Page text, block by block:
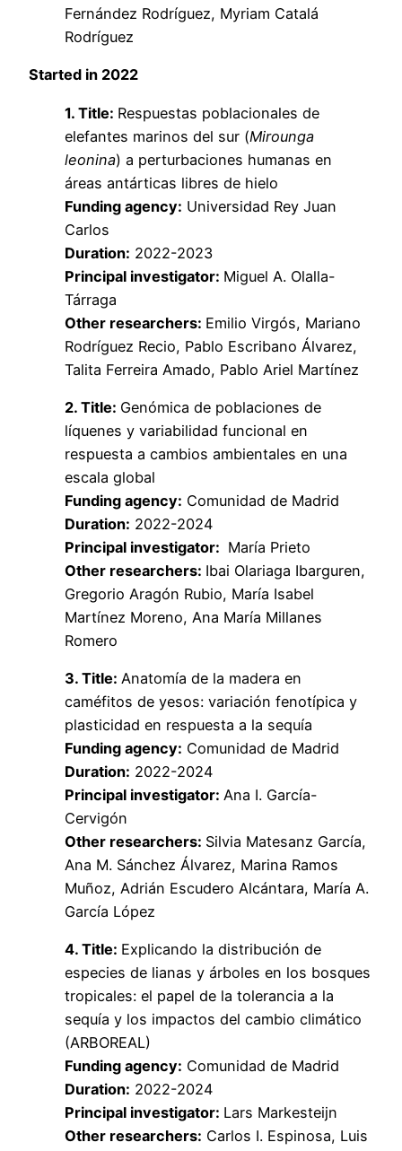
Fernández Rodríguez, Myriam Catalá
Rodríguez
Started in 2022
1. Title: Respuestas poblacionales de
elefantes marinos del sur (Mirounga
leonina) a perturbaciones humanas en
áreas antárticas libres de hielo
Funding agency: Universidad Rey Juan
Carlos
Duration: 2022-2023
Principal investigator: Miguel A. Olalla-
Tárraga
Other researchers: Emilio Virgós, Mariano
Rodríguez Recio, Pablo Escribano Álvarez,
Talita Ferreira Amado, Pablo Ariel Martínez
2. Title: Genómica de poblaciones de
líquenes y variabilidad funcional en
respuesta a cambios ambientales en una
escala global
Funding agency: Comunidad de Madrid
Duration: 2022-2024
Principal investigator: María Prieto
Other researchers: Ibai Olariaga Ibarguren,
Gregorio Aragón Rubio, María Isabel
Martínez Moreno, Ana María Millanes
Romero
3. Title: Anatomía de la madera en
caméfitos de yesos: variación fenotípica y
plasticidad en respuesta a la sequía
Funding agency: Comunidad de Madrid
Duration: 2022-2024
Principal investigator: Ana I. García-
Cervigón
Other researchers: Silvia Matesanz García,
Ana M. Sánchez Álvarez, Marina Ramos
Muñoz, Adrián Escudero Alcántara, María A.
García López
4. Title: Explicando la distribución de
especies de lianas y árboles en los bosques
tropicales: el papel de la tolerancia a la
sequía y los impactos del cambio climático
(ARBOREAL)
Funding agency: Comunidad de Madrid
Duration: 2022-2024
Principal investigator: Lars Markesteijn
Other researchers: Carlos I. Espinosa, Luis